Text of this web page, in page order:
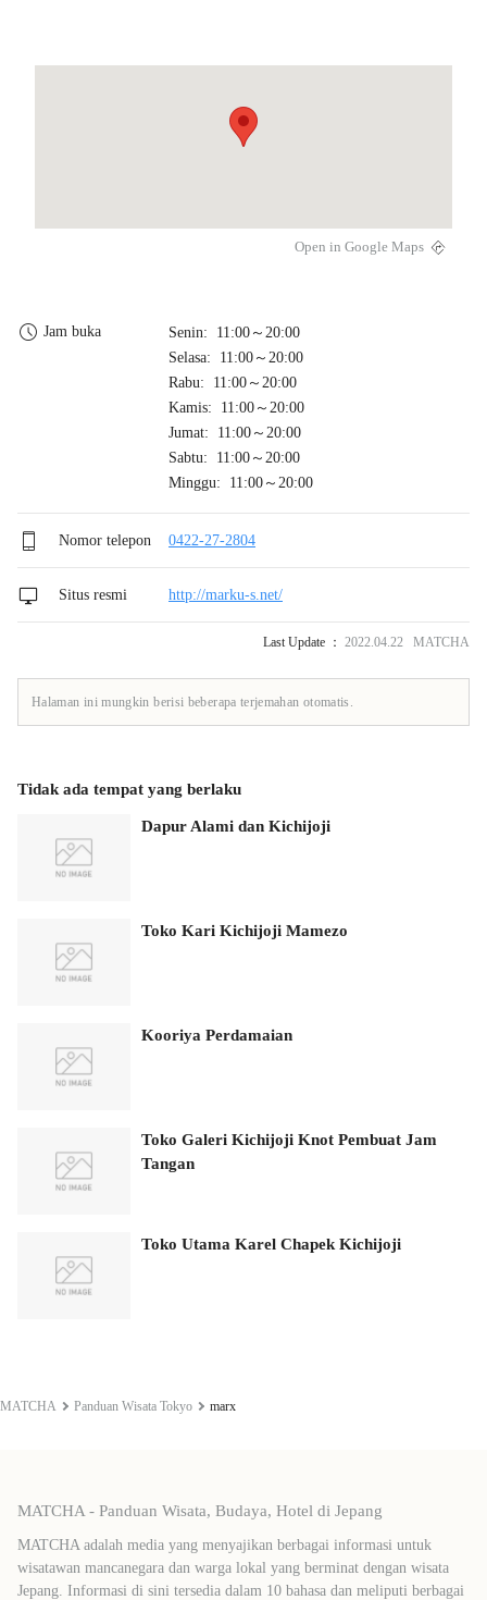
Open in Google Maps
Jam buka
Senin: 11:00～20:00
Selasa: 11:00～20:00
Rabu: 11:00～20:00
Kamis: 11:00～20:00
Jumat: 11:00～20:00
Sabtu: 11:00～20:00
Minggu: 11:00～20:00
Nomor telepon 0422-27-2804
Situs resmi http://marku-s.net/
Last Update ： 2022.04.22 MATCHA
Halaman ini mungkin berisi beberapa terjemahan otomatis.
Tidak ada tempat yang berlaku
Dapur Alami dan Kichijoji
Toko Kari Kichijoji Mamezo
Kooriya Perdamaian
Toko Galeri Kichijoji Knot Pembuat Jam
Tangan
Toko Utama Karel Chapek Kichijoji
MATCHA Panduan Wisata Tokyo marx
MATCHA - Panduan Wisata, Budaya, Hotel di Jepang
MATCHA adalah media yang menyajikan berbagai informasi untuk
wisatawan mancanegara dan warga lokal yang berminat dengan wisata
Jepang. Informasi di sini tersedia dalam 10 bahasa dan meliputi berbagai